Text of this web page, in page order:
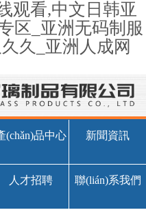
观看,中文日韩亚
区_亚洲无码制服
久_亚洲人成网
(chǎn)品中心 新聞資訊
人才招聘 聯(lián)系我們